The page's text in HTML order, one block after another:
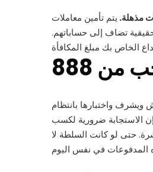
مذهلة. يتم تأمين معاملات
حقيقية تضاف إلى حساباتهم.
888
ويشرف واختبارها بانتظام
هناك لإرشادك عبر 24 ساعات نظام الدردشة والهاتف، فإن الاستجابة ضرورية لكسب
حتى لو كانت السلطة لا